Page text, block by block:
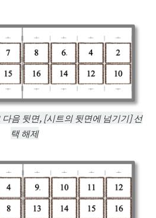
음 뒷면, [시트의 뒷면에 넘기기] 선
택 해제